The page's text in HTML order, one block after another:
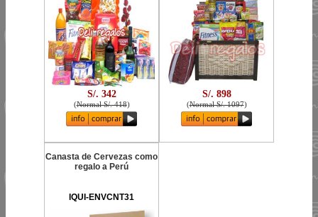
S/. 342
(Normal S/. 418)
S/. 898
(Normal S/. 1097)
Canasta de Cervezas como
regalo a Perú
IQUI-ENVCNT31